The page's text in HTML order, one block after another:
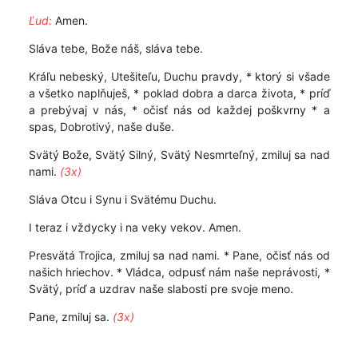
Ľud:Amen.
Sláva tebe, Bože náš, sláva tebe.
Kráľu nebeský, Utešiteľu, Duchu pravdy, * ktorý si všade
a všetko naplňuješ, * poklad dobra a darca života, * príď
a prebývaj v nás, * očisť nás od každej poškvrny * a
spas, Dobrotivý, naše duše.
Svätý Bože, Svätý Silný, Svätý Nesmrteľný, zmiluj sa nad
nami. (3x)
Sláva Otcu i Synu i Svätému Duchu.
I teraz i vždycky i na veky vekov. Amen.
Presvätá Trojica, zmiluj sa nad nami. * Pane, očisť nás od
našich hriechov. * Vládca, odpusť nám naše neprávosti, *
Svätý, príď a uzdrav naše slabosti pre svoje meno.
Pane, zmiluj sa. (3x)